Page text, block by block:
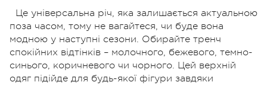
Це універсальна річ, яка залишається актуальною
поза часом, тому не вагайтеся, чи буде вона
модною у наступні сезони. Обирайте тренч
спокійних відтінків – молочного, бежевого, темно-
синього, коричневого чи чорного. Цей верхній
одяг підійде для будь-якої фігури завдяки